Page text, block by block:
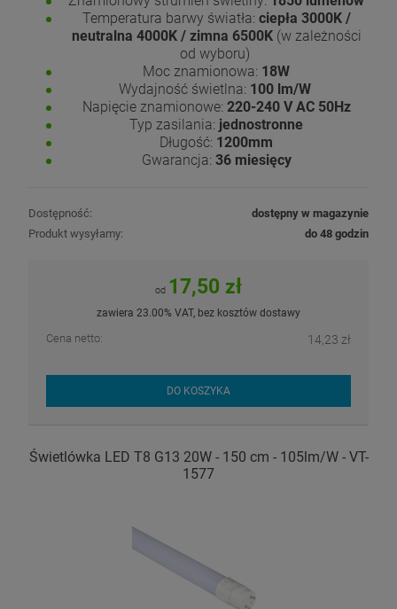
Temperatura barwy światła: ciepła 3000K /
neutralna 4000K / zimna 6500K (w zależności
od wyboru)
Moc znamionowa: 18W
Wydajność świetlna: 100 lm/W
Napięcie znamionowe: 220-240 V AC 50Hz
Typ zasilania: jednostronne
Długość: 1200mm
Gwarancja: 36 miesięcy
Dostępność:
dostępny w magazynie
Produkt wysyłamy:
do 48 godzin
od 17,50 zł
zawiera 23.00% VAT, bez kosztów dostawy
Cena netto: 14,23 zł
DO KOSZYKA
Świetlówka LED T8 G13 20W - 150 cm - 105lm/W - VT-
1577